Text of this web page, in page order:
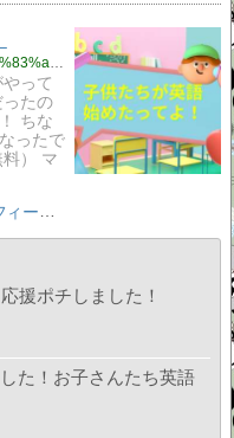
https://urisanti.com/blog7/%e3%83%96%e3%83%ad%e3%82%b0/
って
ったの
ちな
ったで
） マ
よろしく！
援ポチしました！
た！お子さんたち英語